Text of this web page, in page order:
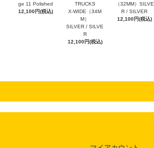
ge 11 Polished
12,100円(税込)
TRUCKS
X-WIDE（34M
M）
SILVER / SILVE
R
12,100円(税込)
（32MM）SILVE
R / SILVER
12,100円(税込)